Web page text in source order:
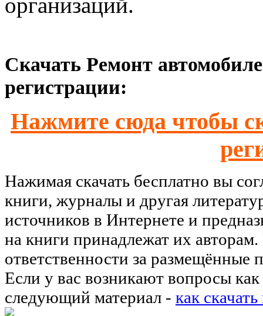
Скачать Ремонт
регистрации:
Нажмите сюда чтобы
Нажимая скачать бесплатно вы
книги, журналы и другая
источников в Интернете и
на книги принадлежат их
ответственности за размещённые
Если у вас возникают вопросы как
следующий материал - как